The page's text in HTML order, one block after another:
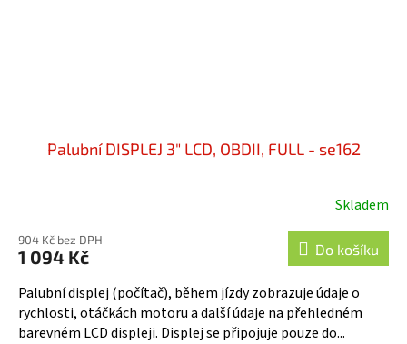
Palubní DISPLEJ 3" LCD, OBDII, FULL - se162
Skladem
904 Kč bez DPH
1 094 Kč Do košíku
Palubní displej (počítač), během jízdy zobrazuje údaje o
rychlosti, otáčkách motoru a další údaje na přehledném
barevném LCD displeji. Displej se připojuje pouze do...